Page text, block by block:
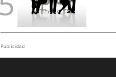
Publicidad